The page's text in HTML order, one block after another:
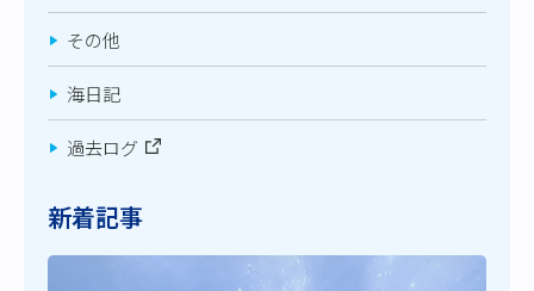
その他
海日記
過去ログ
新着記事